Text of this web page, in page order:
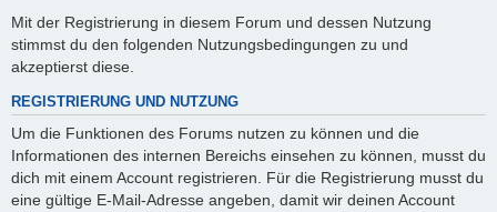
Mit der Registrierung in diesem Forum und dessen Nutzung
stimmst du den folgenden Nutzungsbedingungen zu und
akzeptierst diese.
REGISTRIERUNG UND NUTZUNG
Um die Funktionen des Forums nutzen zu können und die
Informationen des internen Bereichs einsehen zu können, musst du
dich mit einem Account registrieren. Für die Registrierung musst du
eine gültige E-Mail-Adresse angeben, damit wir deinen Account